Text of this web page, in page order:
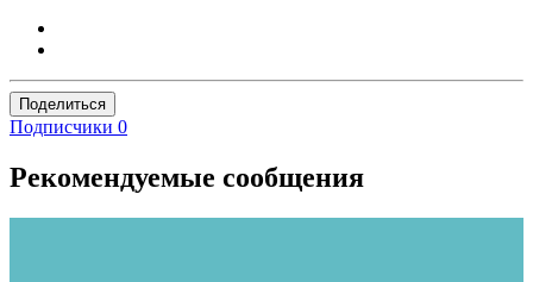
Поделиться
Подписчики 0
Рекомендуемые сообщения